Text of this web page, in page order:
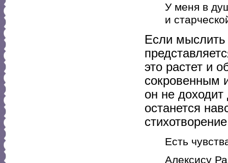
У меня в
и
Если мыслить
это растет и
сокровенным
он не
останется
Есть
Алексису